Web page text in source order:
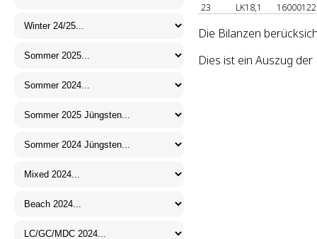
23
LK18,1
Die Bilanzen
Dies ist ein Auszug